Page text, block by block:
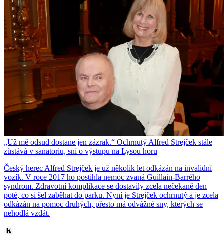
„Už mě odsud dostane jen zázrak.“ Ochrnutý Alfred Strejček stále
zůstává v sanatoriu, sní o výstupu na Lysou horu
Český herec Alfred Strejček je už několik let odkázán na invalidní
vozík. V roce 2017 ho postihla nemoc zvaná Guillain-Barrého
syndrom. Zdravotní komplikace se dostavily zcela nečekaně den
poté, co si šel zaběhat do parku. Nyní je Strejček ochrnutý a je zcela
odkázán na pomoc druhých, přesto má odvážné sny, kterých se
nehodlá vzdát.